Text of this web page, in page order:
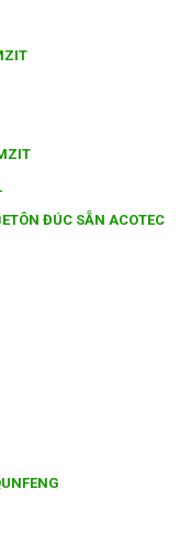
ĐÚC SẴN ACOTEC